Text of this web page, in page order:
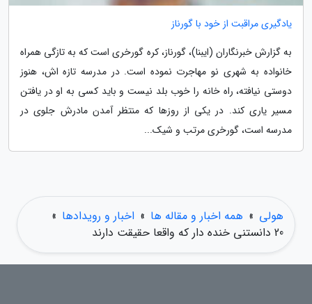
یادگیری مراقبت از خود با گورناز
به گزارش خبرنگاران (ایبنا)، گورناز، کره گورخری است که به تازگی همراه
خانواده به شهری نو مهاجرت نموده است. در مدرسه تازه اش، هنوز
دوستی نیافته، راه خانه را خوب بلد نیست و باید کسی به او در یافتن
مسیر یاری کند. در یکی از روزها که منتظر آمدن مادرش جلوی در
مدرسه است، گورخری مرتب و شیک...
هولی » همه اخبار و مقاله ها » اخبار و رویدادها »
20 دانستنی خنده دار که واقعا حقیقت دارند